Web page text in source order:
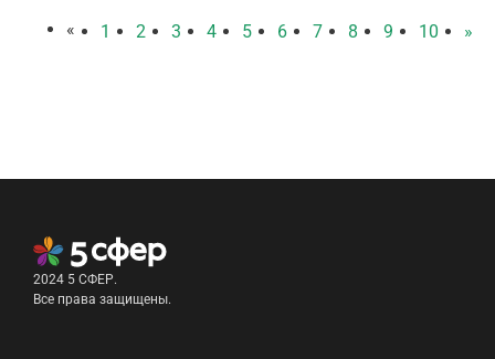
« 1 2 3 4 5 6 7 8 9 10 »
2024 5 СФЕР.
Все права защищены.